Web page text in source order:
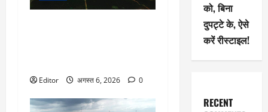
Editor अगस्त 6, 2026 0
को, बिना
दुपट्टे के, ऐसे
करें रीस्टाइल!
RECENT